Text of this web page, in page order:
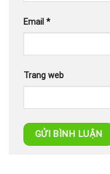
Email *
Trang web